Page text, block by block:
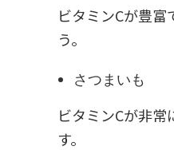
ビタミンCが豊
う。
さつまいも
ビタミンCが非
す。